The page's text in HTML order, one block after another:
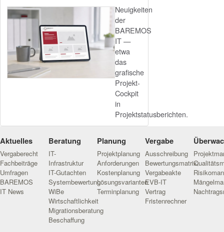
Neuigkeiten
der
BAREMOS
IT —
etwa
das
grafische
Projekt-
Cockpit
in
Projektstatusberichten.
Aktuelles
Vergaberecht
Fachbeiträge
Umfragen
BAREMOS
IT News
Beratung
IT-
Infrastruktur
IT-Gutachten
Systembewertung
WiBe
Wirtschaftlichkeit
Migrationsberatung
Beschaffung
Planung
Projektplanung
Anforderungen
Kostenplanung
Lösungsvarianten
Terminplanung
Vergabe
Ausschreibung
Bewertungsmatrix
Vergabeakte
EVB-IT
Vertrag
Fristenrechner